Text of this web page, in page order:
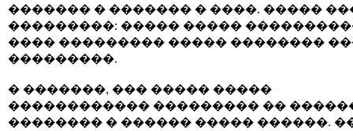
������� � ������� � ����. �����
���������: ����� �����
���� ��������� ����� ��������
���������.
� �������, ��� ����� �����
������������ ��������� ��
�������� � ������ ����� ������.